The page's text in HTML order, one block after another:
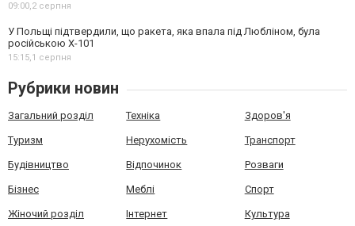
09:00,2 серпня
У Польщі підтвердили, що ракета, яка впала під Любліном, була
російською Х-101
15:15,1 серпня
Рубрики новин
Загальний розділ Техніка Здоров'я
Туризм Нерухомість Транспорт
Будівництво Відпочинок Розваги
Бізнес Меблі Спорт
Жіночий розділ Інтернет Культура